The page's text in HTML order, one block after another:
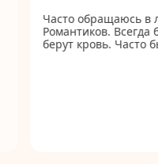
Часто обращаюсь в
Романтиков. Всегда
берут кровь. Часто